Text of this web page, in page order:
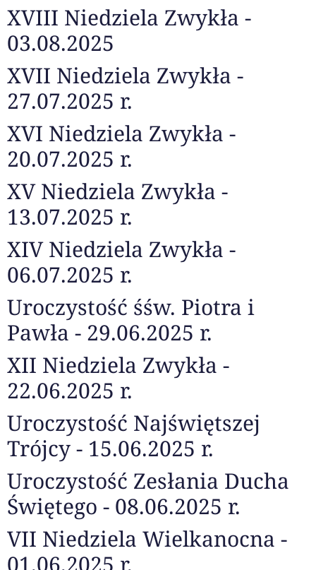
XVIII Niedziela Zwykła -
03.08.2025
XVII Niedziela Zwykła -
27.07.2025 r.
XVI Niedziela Zwykła -
20.07.2025 r.
XV Niedziela Zwykła -
13.07.2025 r.
XIV Niedziela Zwykła -
06.07.2025 r.
Uroczystość śśw. Piotra i
Pawła - 29.06.2025 r.
XII Niedziela Zwykła -
22.06.2025 r.
Uroczystość Najświętszej
Trójcy - 15.06.2025 r.
Uroczystość Zesłania Ducha
Świętego - 08.06.2025 r.
VII Niedziela Wielkanocna -
01.06.2025 r.